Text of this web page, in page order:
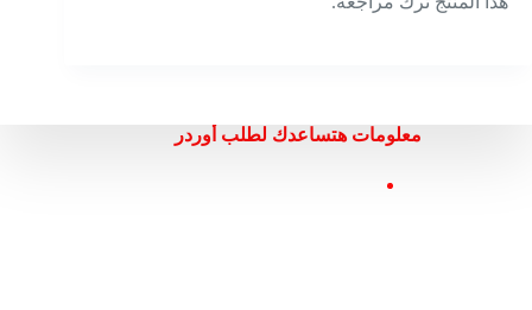
معلومات هتساعدك لطلب أوردر